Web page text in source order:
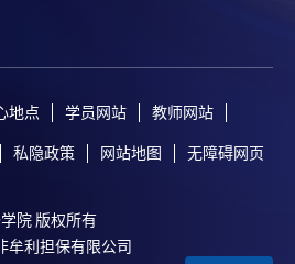
地点 学员网站 教师网站
私隐政策 网站地图 无障碍网页
院 版权所有
牟利担保有限公司